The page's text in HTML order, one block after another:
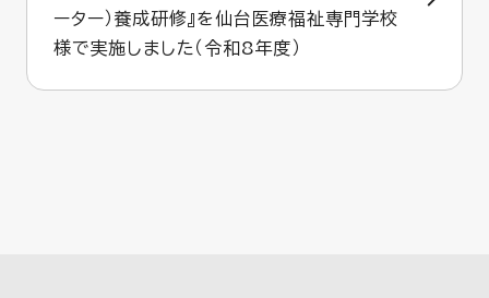
ーター）養成研修』を仙台医療福祉専門学校
様で実施しました（令和8年度）